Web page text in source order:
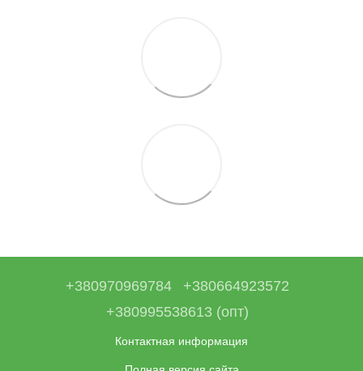
+380970969784
+380664923572
+380995538613 (опт)
Контактная информация